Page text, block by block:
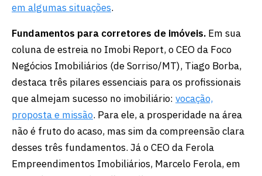
em algumas situações.
Fundamentos para corretores de imóveis. Em sua
coluna de estreia no Imobi Report, o CEO da Foco
Negócios Imobiliários (de Sorriso/MT), Tiago Borba,
destaca três pilares essenciais para os profissionais
que almejam sucesso no imobiliário: vocação,
proposta e missão. Para ele, a prosperidade na área
não é fruto do acaso, mas sim da compreensão clara
desses três fundamentos. Já o CEO da Ferola
Empreendimentos Imobiliários, Marcelo Ferola, em